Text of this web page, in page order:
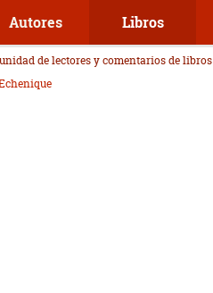
Autores Libros
de lectores y comentarios de libros